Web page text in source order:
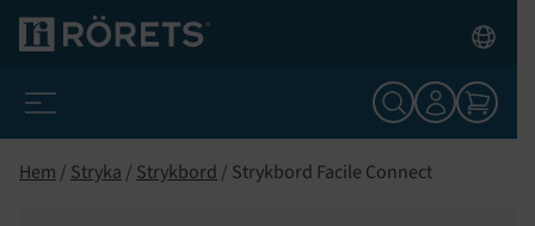
Hem / Stryka / Strykbord / Strykbord Facile Connect